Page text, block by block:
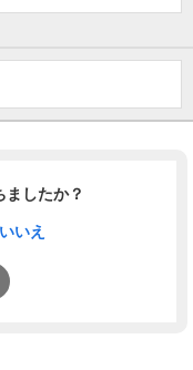
ましたか？
いいえ